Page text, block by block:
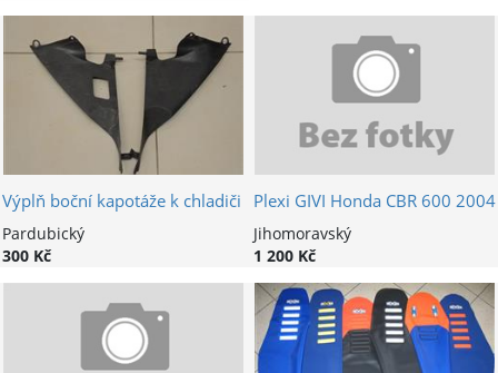
Výplň boční kapotáže k chladiči
Pardubický
300 Kč
Plexi GIVI Honda CBR 600 2004
Jihomoravský
1 200 Kč